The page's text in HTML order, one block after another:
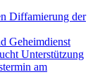
Diffamierung der
Geheimdienst
Unterstützung
am